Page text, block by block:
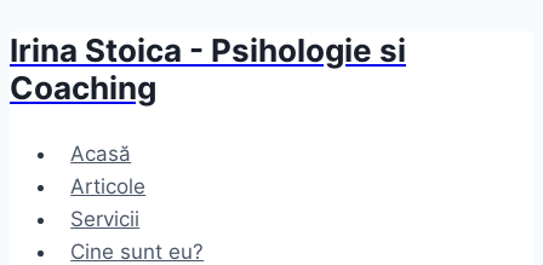
Skip
to
content
Irina Stoica - Psihologie si
Coaching
Acasă
Articole
Servicii
Cine sunt eu?